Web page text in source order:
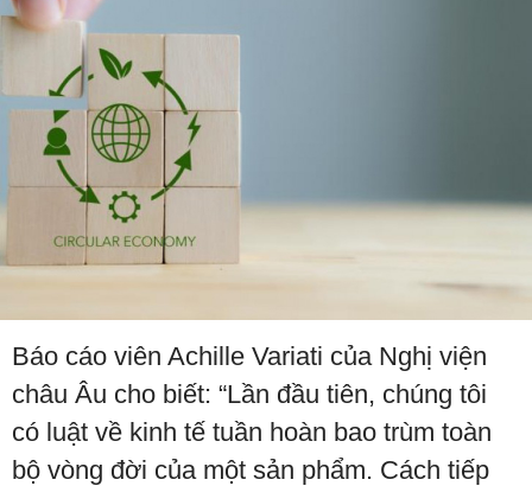
Báo cáo viên Achille Variati của Nghị viện
châu Âu cho biết: “Lần đầu tiên, chúng tôi
có luật về kinh tế tuần hoàn bao trùm toàn
bộ vòng đời của một sản phẩm. Cách tiếp